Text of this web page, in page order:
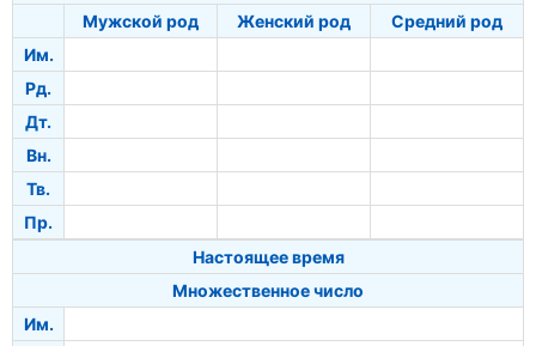
Мужской род
Женский род
Средний род
Им.
Рд.
Дт.
Вн.
Тв.
Пр.
Настоящее время
Множественное число
Им.